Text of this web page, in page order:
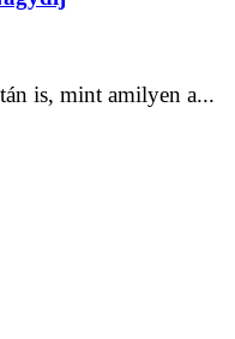
is, mint amilyen a...